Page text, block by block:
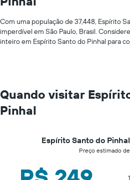
Com uma população de 37,448, Espírito
imperdível em São Paulo, Brasil.
inteiro em Espírito Santo do Pinhal para
Quando visitar
Pinhal
Espírito Santo do
Preço estimado